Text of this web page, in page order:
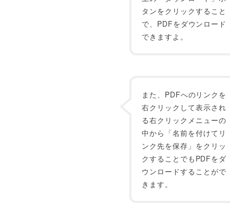
タンをクリックすること
で、PDFをダウンロード
できますよ。
また、PDFへのリンクを
右クリックして表示され
る右クリックメニューの
中から「名前を付けてリ
ンク先を保存」をクリッ
クすることでもPDFをダ
ウンロードすることがで
きます。